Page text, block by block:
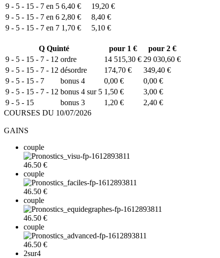
9 - 5 - 15 - 7 en 5 6,40 €
19,20 €
9 - 5 - 15 - 7 en 6 2,80 €
8,40 €
9 - 5 - 15 - 7 en 7 1,70 € 5,10 €
QQuinté pour 1 €
pour 2 €
9 - 5 - 15 - 7 - 12 ordre 14 515,30 € 29 030,60 €
9 - 5 - 15 - 7 - 12 désordre 174,70 €
349,40 €
9 - 5 - 15 - 7
bonus 4 0,00 €
0,00 €
9 - 5 - 15 - 7 - 12 bonus 4 sur 5 1,50 €
3,00 €
9 - 5 - 15
bonus 3 1,20 €
2,40 €
COURSES DU 10/07/2026
GAINS
couple
46.50 €
couple
46.50 €
couple
46.50 €
couple
46.50 €
2sur4